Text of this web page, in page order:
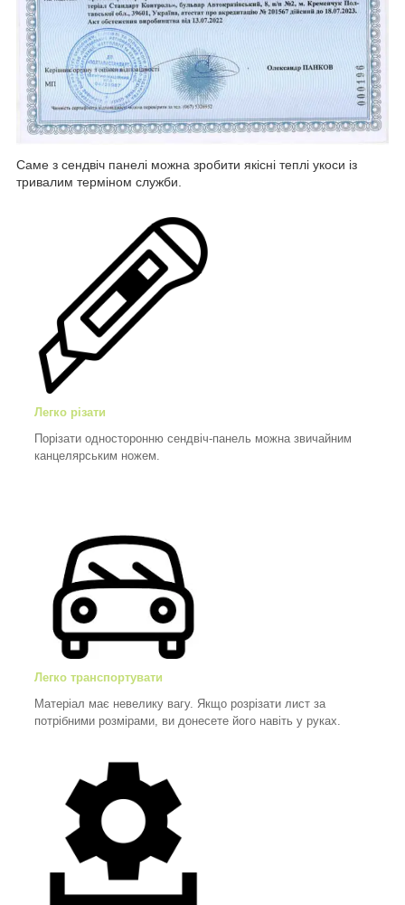
Саме з сендвіч панелі можна зробити якісні теплі укоси із
тривалим терміном служби.
Легко різати
Порізати односторонню сендвіч-панель можна звичайним
канцелярським ножем.
Легко транспортувати
Матеріал має невелику вагу. Якщо розрізати лист за
потрібними розмірами, ви донесете його навіть у руках.